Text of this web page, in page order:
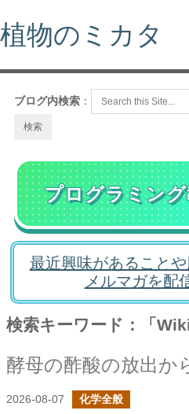
植物のミカタ
ブログ内検索 ：
プログラミン
最近興味があること
メルマガを配
検索キーワード：「
2026-08-07 化学全般